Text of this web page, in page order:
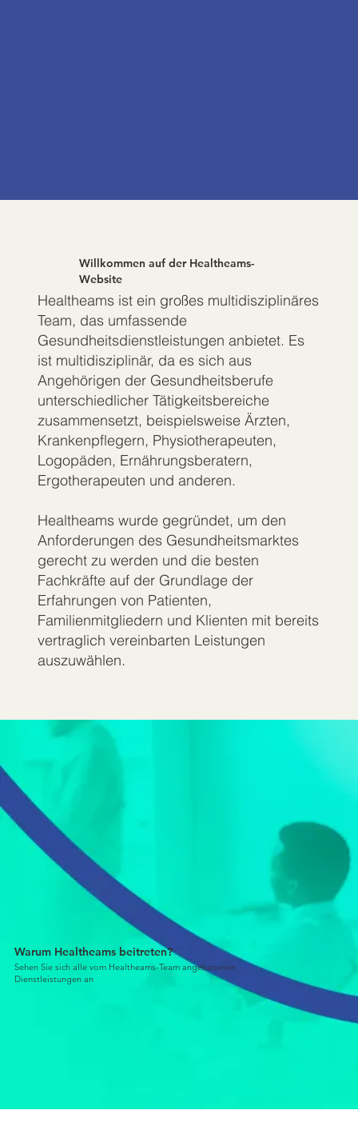
Warum Healtheams beitreten?
Sehen Sie sich alle vom Healtheams-Team angebotenen
Dienstleistungen an
Willkommen auf der Healtheams-
Website
Healtheams ist ein großes multidisziplinäres
Team, das umfassende
Gesundheitsdienstleistungen anbietet. Es
ist multidisziplinär, da es sich aus
Angehörigen der Gesundheitsberufe
unterschiedlicher Tätigkeitsbereiche
zusammensetzt, beispielsweise Ärzten,
Krankenpflegern, Physiotherapeuten,
Logopäden, Ernährungsberatern,
Ergotherapeuten und anderen.
Healtheams wurde gegründet, um den
Anforderungen des Gesundheitsmarktes
gerecht zu werden und die besten
Fachkräfte auf der Grundlage der
Erfahrungen von Patienten,
Familienmitgliedern und Klienten mit bereits
vertraglich vereinbarten Leistungen
auszuwählen.